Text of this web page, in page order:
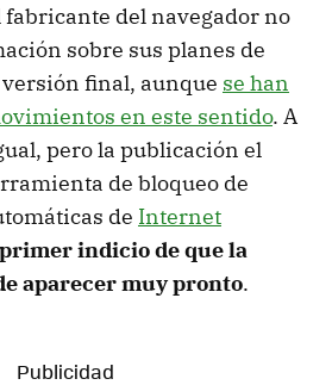
fabricante del navegador no
sobre sus planes de
final, aunque se han
en este sentido. A
pero la publicación el
de bloqueo de
de Internet
indicio de que la
aparecer muy pronto.